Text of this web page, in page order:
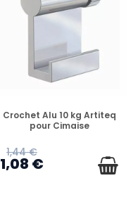
EN STOCK
Crochet Alu 10 kg Artiteq
pour Cimaise
1,44 €
1,08 €